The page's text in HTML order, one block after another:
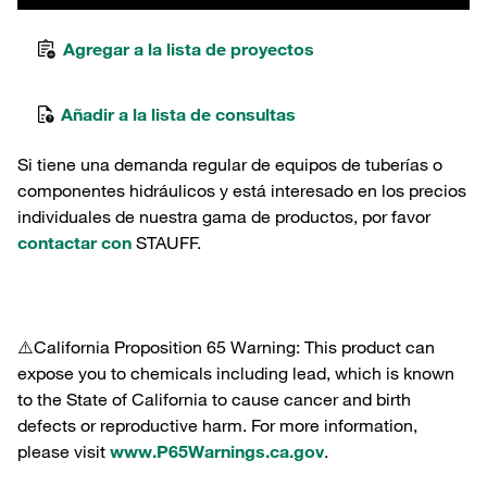
Agregar a la lista de proyectos
Añadir a la lista de consultas
Si tiene una demanda regular de equipos de tuberías o
componentes hidráulicos y está interesado en los precios
individuales de nuestra gama de productos, por favor
contactar con STAUFF.
⚠️California Proposition 65 Warning: This product can
expose you to chemicals including lead, which is known
to the State of California to cause cancer and birth
defects or reproductive harm. For more information,
please visit www.P65Warnings.ca.gov.